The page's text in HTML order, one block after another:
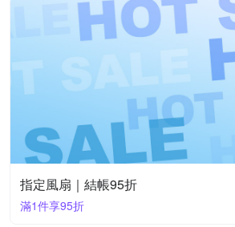
指定風扇｜結帳95折
滿1件享95折